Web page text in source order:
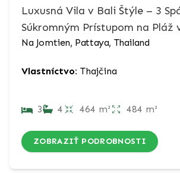
Luxusná Vila v Bali Štýle – 3
Súkromným Prístupom na Pláž
Na Jomtien, Pattaya, Thailand
Vlastníctvo: Thajčina
3 4 464 m² 484 m²
ZOBRAZIŤ PODROBNOSTI